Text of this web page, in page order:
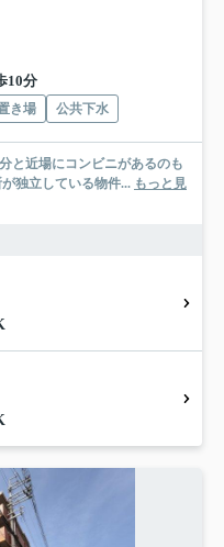
10分
き場 公共下水
と近場にコンビニがあるのも
独立している物件... もっと見